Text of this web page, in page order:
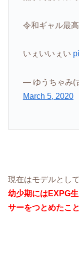
令和ギャル最高
いぇいいぇい
— ゆうちゃみ(
March 5, 2020
現在はモデルとし
幼少期にはEXPG
サーをつとめたこ